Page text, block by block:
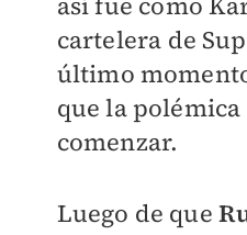
cartelera de
último
que la
comenzar.
Luego de que